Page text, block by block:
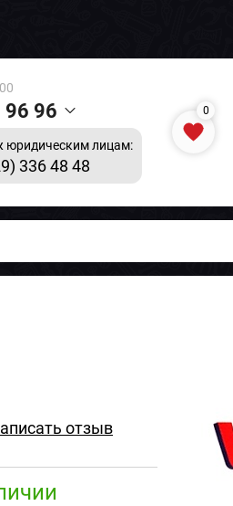
96 96
юридическим лицам:
336 48 48
0
отзыв